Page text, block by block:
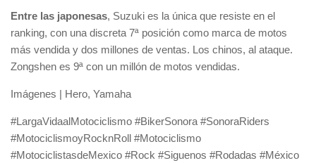
Entre las japonesas, Suzuki es la única que resiste en el
ranking, con una discreta 7ª posición como marca de motos
más vendida y dos millones de ventas. Los chinos, al ataque.
Zongshen es 9ª con un millón de motos vendidas.
Imágenes | Hero, Yamaha
#LargaVidaalMotociclismo #BikerSonora #SonoraRiders
#MotociclismoyRocknRoll #Motociclismo
#MotociclistasdeMexico #Rock #Siguenos #Rodadas #México